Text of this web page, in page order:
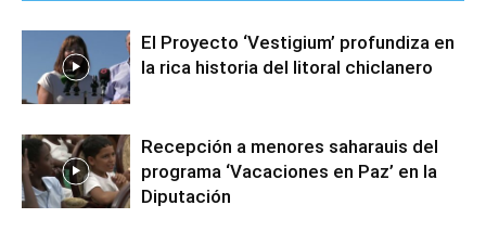
El Proyecto ‘Vestigium’ profundiza en
la rica historia del litoral chiclanero
Recepción a menores saharauis del
programa ‘Vacaciones en Paz’ en la
Diputación